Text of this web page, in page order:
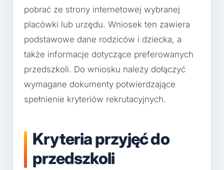
pobrać ze strony internetowej wybranej
placówki lub urzędu. Wniosek ten zawiera
podstawowe dane rodziców i dziecka, a
także informacje dotyczące preferowanych
przedszkoli. Do wniosku należy dołączyć
wymagane dokumenty potwierdzające
spełnienie kryteriów rekrutacyjnych.
Kryteria przyjęć do
przedszkoli